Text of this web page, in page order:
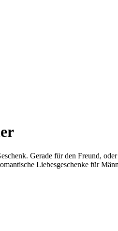
Gerade für den Freund,
Liebesgeschenke für